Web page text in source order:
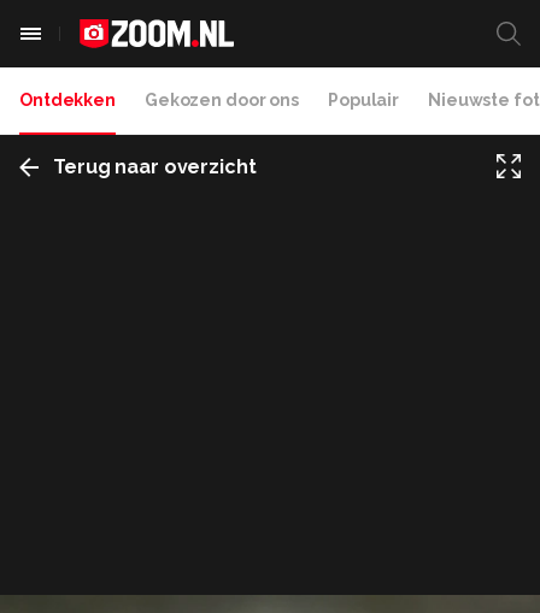
Ontdekken Gekozen door ons Populair Nieuwste
Terug naar overzicht